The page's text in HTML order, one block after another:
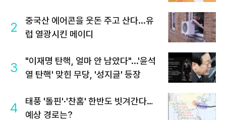
2
중국산 에어콘을 웃돈 주고 산다...유
럽 열광시킨 메이디
3
"이재명 탄핵, 얼마 안 남았다"...'윤석
열 탄핵' 맞힌 무당, '성지글' 등장
4
태풍 '돌핀'·'찬홈' 한반도 빗겨간다…
예상 경로는?